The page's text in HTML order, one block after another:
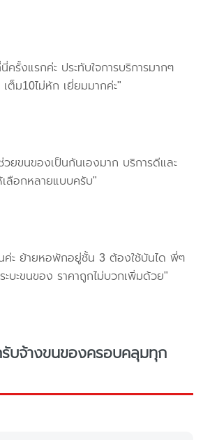
ครั้งแรกค่ะ ประทับใจการบริการมากๆ
ต็ม10ไม่หัก เยี่ยมมากค่ะ"
ยขนของเป็นกันเองมาก บริการดีและ
เลือกหลายแบบครับ"
ะ ย้ายหอพักอยู่ชั้น 3 ต้องใช้บันได พี่ๆ
ะบะขนของ ราคาถูกไม่บวกเพิ่มด้วย"
รับจ้างขนของครอบคลุมทุก